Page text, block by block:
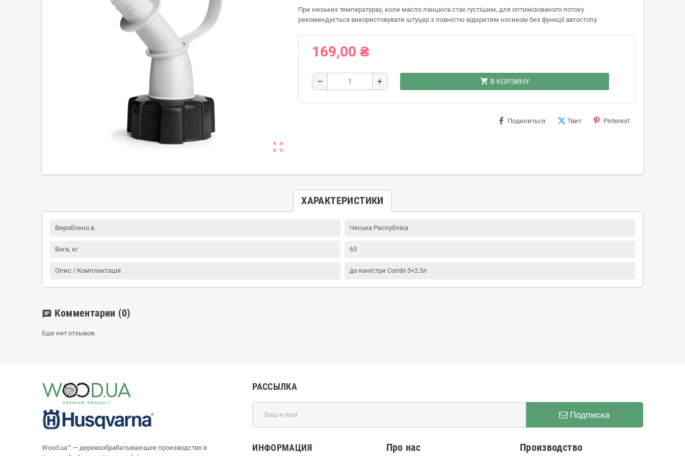
zoom_out_map
При низьких температурах, коли масло ланцюга стає густішим, для оптимізованого потоку
рекомендується використовувати штуцер з повністю відкритим носиком без функції автостопу.
169,00 ₴
remove add shopping_cart В КОРЗИНУ
Поделиться Твит Pinterest
ХАРАКТЕРИСТИКИ
Вироблено в Чеська Республіка
Вага, кг 65
Опис / Комплектація до каністри Combi 5+2.5л
chat Комментарии (0)
Еще нет отзывов.
Wood.ua™ — деревообрабатывающее производство в
РАССЫЛКА
Подписка
ИНФОРМАЦИЯ Про нас Производство